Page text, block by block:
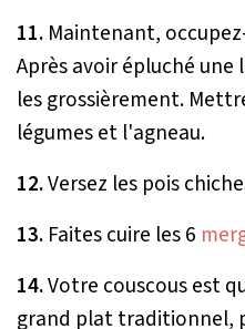
11. Maintenant,
Après avoir épluché une
les grossièrement.
légumes et l'agneau.
12.Versez les pois
13. Faites cuire les 6
14.Votre couscous est
grand plat traditionnel,